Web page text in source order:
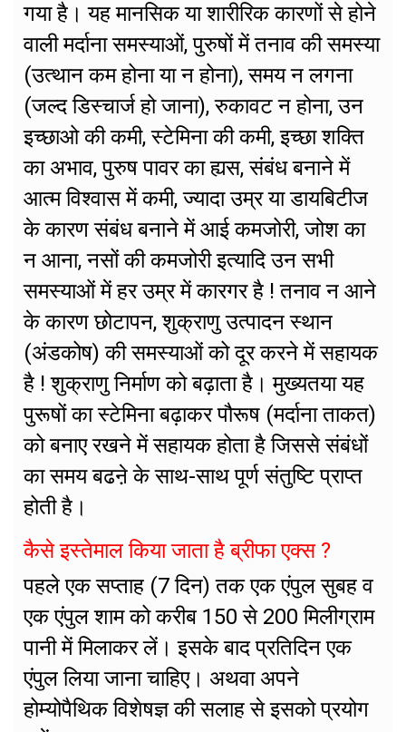
गया है। यह मानसिक या शारीरिक कारणों से होने
वाली मर्दाना समस्याओं, पुरुषों में तनाव की समस्या
(उत्थान कम होना या न होना), समय न लगना
(जल्द डिस्चार्ज हो जाना), रुकावट न होना, उन
इच्छाओ की कमी, स्टेमिना की कमी, इच्छा शक्ति
का अभाव, पुरुष पावर का ह्यस, संबंध बनाने में
आत्म विश्वास में कमी, ज्यादा उम्र या डायबिटीज
के कारण संबंध बनाने में आई कमजोरी, जोश का
न आना, नसों की कमजोरी इत्यादि उन सभी
समस्याओं में हर उम्र में कारगर है ! तनाव न आने
के कारण छोटापन, शुक्राणु उत्पादन स्थान
(अंडकोष) की समस्याओं को दूर करने में सहायक
है ! शुक्राणु निर्माण को बढ़ाता है। मुख्यतया यह
पुरूषों का स्टेमिना बढ़ाकर पौरूष (मर्दाना ताकत)
को बनाए रखने में सहायक होता है जिससे संबंधों
का समय बढऩे के साथ-साथ पूर्ण संतुष्टि प्राप्त
होती है।
कैसे इस्तेमाल किया जाता है ब्रीफा एक्स ?
पहले एक सप्ताह (7 दिन) तक एक एंपुल सुबह व
एक एंपुल शाम को करीब 150 से 200 मिलीग्राम
पानी में मिलाकर लें। इसके बाद प्रतिदिन एक
एंपुल लिया जाना चाहिए। अथवा अपने
होम्योपैथिक विशेषज्ञ की सलाह से इसको प्रयोग